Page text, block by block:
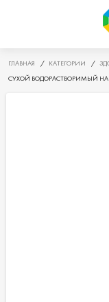
ГЛАВНАЯ / КАТЕГОРИИ /
СУХОЙ ВОДОРАСТВОРИМЫЙ